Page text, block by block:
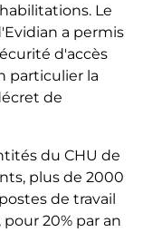
Le
a permis
d'accès
particulier la
de
du CHU de
plus de 2000
de travail
20% par an